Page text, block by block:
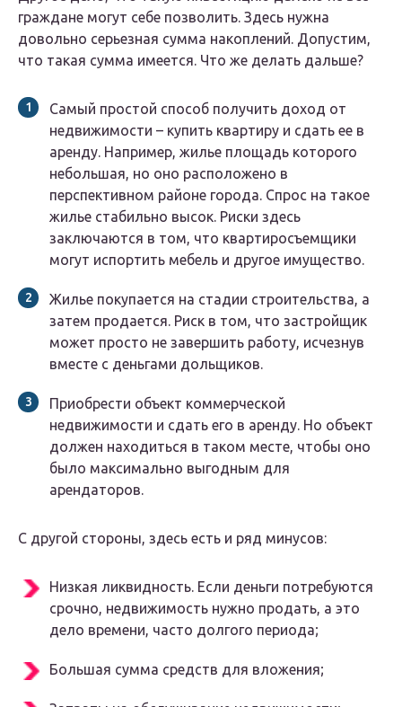
граждане могут себе позволить. Здесь нужна
довольно серьезная сумма накоплений. Допустим,
что такая сумма имеется. Что же делать дальше?
Самый простой способ получить доход от
недвижимости – купить квартиру и сдать ее в
аренду. Например, жилье площадь которого
небольшая, но оно расположено в
перспективном районе города. Спрос на такое
жилье стабильно высок. Риски здесь
заключаются в том, что квартиросъемщики
могут испортить мебель и другое имущество.
Жилье покупается на стадии строительства, а
затем продается. Риск в том, что застройщик
может просто не завершить работу, исчезнув
вместе с деньгами дольщиков.
Приобрести объект коммерческой
недвижимости и сдать его в аренду. Но объект
должен находиться в таком месте, чтобы оно
было максимально выгодным для
арендаторов.
С другой стороны, здесь есть и ряд минусов:
Низкая ликвидность. Если деньги потребуются
срочно, недвижимость нужно продать, а это
дело времени, часто долгого периода;
Большая сумма средств для вложения;